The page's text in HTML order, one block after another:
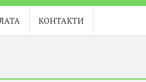
КОНТАКТИ